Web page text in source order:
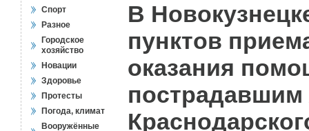
Спорт
Разное
Городское
хозяйство
Новации
Здоровье
Протесты
Погода, климат
Вооружённые
В
пунктов
оказания